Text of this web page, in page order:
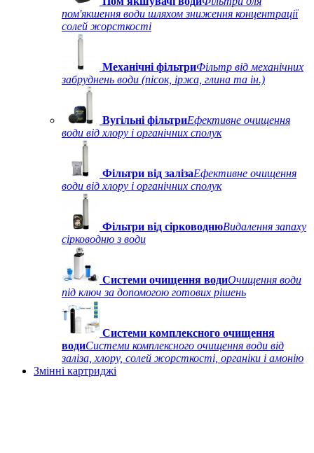
пом'якшення води шляхом зниження концентрації
солей жорсткості
Механічні фільтриФільтр від механічних
забруднень води (пісок, іржа, глина та ін.)
Вугільні фільтриЕфективне очищення
води від хлору і органічних сполук
Фільтри від залізаЕфективне очищення
води від хлору і органічних сполук
Фільтри від сірководнюВидалення запаху
сірководню з води
Системи очищення водиОчищення води
під ключ за допомогою готових рішень
Системи комплексного очищення
водиСистеми комплексного очищення води від
заліза, хлору, солей жорсткості, органіки і амонію
Змінні картриджі